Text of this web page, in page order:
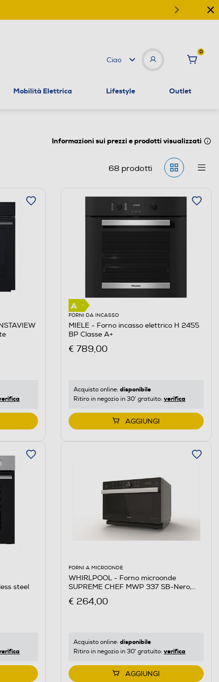
Ciao
0
Mobilità Elettrica Lifestyle Outlet
Informazioni sui prezzi e prodotti visualizzati
68prodotti
FORNI DA INCASSO
MIELE - Forno incasso elettrico H 2455
BP Classe A+
€ 789,00
Acquisto online: disponibile
Ritiro in negozio in 30' gratuito: verifica
AGGIUNGI
steel
FORNI A MICROONDE
WHIRLPOOL - Forno microonde
SUPREME CHEF MWP 337 SB-Nero,
€ 264,00
Acquisto online: disponibile
Ritiro in negozio in 30' gratuito: verifica
AGGIUNGI